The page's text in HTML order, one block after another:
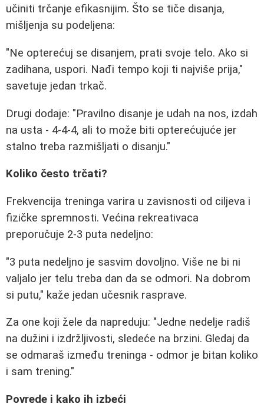
učiniti trčanje efikasnijim. Što se tiče disanja,
mišljenja su podeljena:
"Ne opterećuj se disanjem, prati svoje telo. Ako si
zadihana, uspori. Nađi tempo koji ti najviše prija,"
savetuje jedan trkač.
Drugi dodaje: "Pravilno disanje je udah na nos, izdah
na usta - 4-4-4, ali to može biti opterećujuće jer
stalno treba razmišljati o disanju."
Koliko često trčati?
Frekvencija treninga varira u zavisnosti od ciljeva i
fizičke spremnosti. Većina rekreativaca
preporučuje 2-3 puta nedeljno:
"3 puta nedeljno je sasvim dovoljno. Više ne bi ni
valjalo jer telu treba dan da se odmori. Na dobrom
si putu," kaže jedan učesnik rasprave.
Za one koji žele da napreduju: "Jedne nedelje radiš
na dužini i izdržljivosti, sledeće na brzini. Gledaj da
se odmaraš između treninga - odmor je bitan koliko
i sam trening."
Povrede i kako ih izbeći